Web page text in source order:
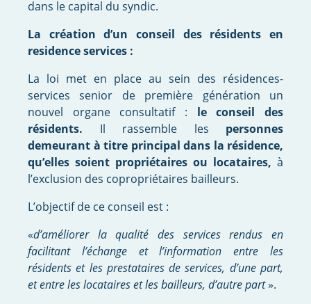
dans le capital du syndic.
La création d’un conseil des résidents en
residence services :
La loi met en place au sein des résidences-
services senior de première génération un
nouvel organe consultatif : le conseil des
résidents. Il rassemble les personnes
demeurant à titre principal dans la résidence,
qu’elles soient propriétaires ou locataires, à
l’exclusion des copropriétaires bailleurs.
L’objectif de ce conseil est :
«d’améliorer la qualité des services rendus en
facilitant l’échange et l’information entre les
résidents et les prestataires de services, d’une part,
et entre les locataires et les bailleurs, d’autre part».